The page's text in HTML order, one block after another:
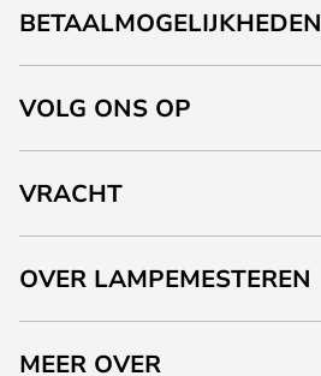
BETAALMOGELIJKHEDEN
VOLG ONS OP
VRACHT
OVER LAMPEMESTEREN
MEER OVER